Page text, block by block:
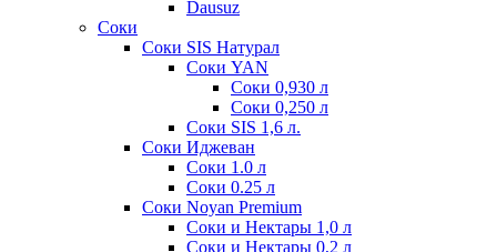
Dausuz
Соки
Соки SIS Натурал
Соки YAN
Соки 0,930 л
Соки 0,250 л
Соки SIS 1,6 л.
Соки Иджеван
Соки 1.0 л
Соки 0.25 л
Соки Noyan Premium
Соки и Нектары 1,0 л
Соки и Нектары 0,2 л